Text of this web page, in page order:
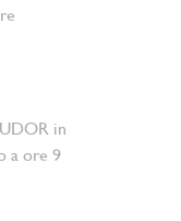
in
a ore 9